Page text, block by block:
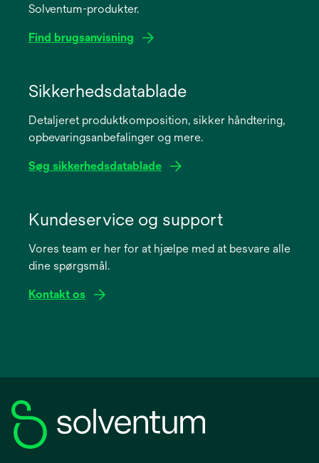
Solventum-produkter.
Find brugsanvisning
new
Sikkerhedsdatablade
Detaljeret produktkomposition, sikker håndtering,
opbevaringsanbefalinger og mere.
Søg sikkerhedsdatablade
new
Kundeservice og support
Vores team er her for at hjælpe med at besvare alle
dine spørgsmål.
Kontakt os